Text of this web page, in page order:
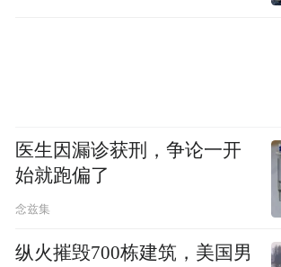
医生因漏诊获刑，争论一开
始就跑偏了
念兹集
纵火摧毁700栋建筑，美国男